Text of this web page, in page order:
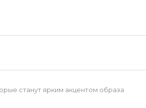
станут ярким акцентом образа